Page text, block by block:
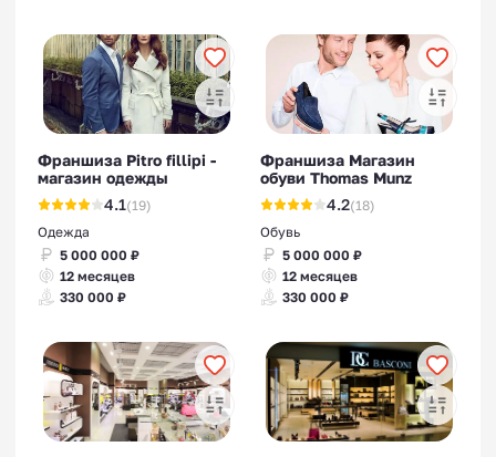
Франшиза Pitro fillipi -
магазин одежды
4.1(19)
Одежда
5 000 000 ₽
12 месяцев
330 000 ₽
Франшиза Магазин
обуви Thomas Munz
4.2(18)
Обувь
5 000 000 ₽
12 месяцев
330 000 ₽